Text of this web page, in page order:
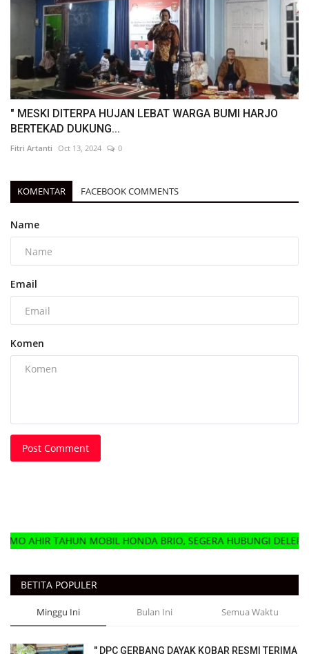
" MESKI DITERPA HUJAN LEBAT WARGA BUMI HARJO
BERTEKAD DUKUNG...
Fitri Artanti Oct 13, 2024 0
KOMENTAR FACEBOOK COMMENTS
Name
Email
Komen
Post Comment
MOBIL HONDA BRIO, SEGERA HUBUNGI DELER HONDA MOBIL
BETITA POPULER
Minggu Ini Bulan Ini Semua Waktu
" DPC GERBANG DAYAK KOBAR RESMI TERIMA